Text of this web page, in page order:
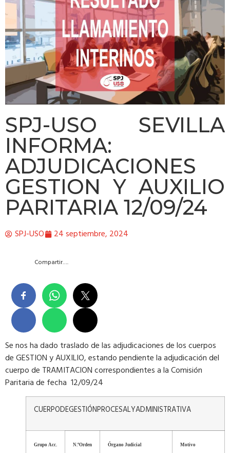
SPJ-USO SEVILLA
INFORMA:
ADJUDICACIONES
GESTION Y AUXILIO
PARITARIA 12/09/24
SPJ-USO 24 septiembre, 2024
Compartir….
Se nos ha dado traslado de las adjudicaciones de los cuerpos
de GESTION y AUXILIO, estando pendiente la adjudicación del
cuerpo de TRAMITACION correspondientes a la Comisión
Paritaria de fecha 12/09/24
CUERPODEGESTIÓNPROCESALYADMINISTRATIVA
Grupo Acc. N.ºOrden Órgano Judicial Motivo